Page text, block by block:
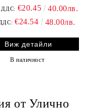
драйвър
ДДС: €20.45 40.00лв.
€24.54 48.00лв.
Виж детайли
В наличност
от Улично